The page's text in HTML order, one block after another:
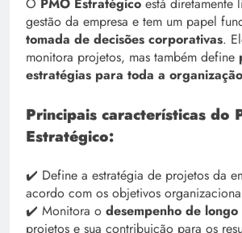
O PMO Estratégico está diretamente
gestão da empresa e tem um papel
tomada de decisões corporativas.
monitora projetos, mas também define
estratégias para toda a organização
Principais características do
Estratégico:
✔️ Define a estratégia de projetos da
acordo com os objetivos
✔️ Monitora o desempenho de
projetos e sua contribuição para os